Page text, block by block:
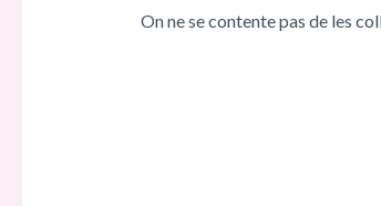
On ne se contente pas de les